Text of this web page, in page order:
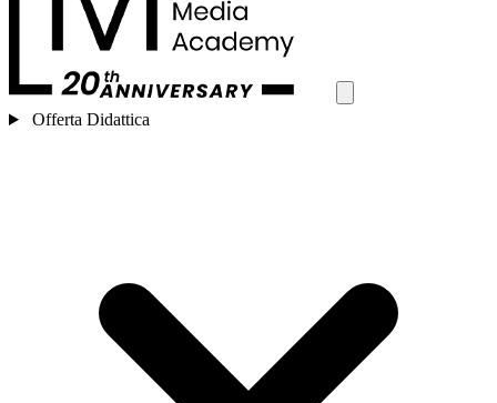
Offerta Didattica